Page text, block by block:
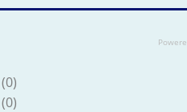
(0)
(0)